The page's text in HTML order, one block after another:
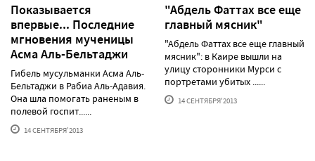
Показывается
впервые... Последние
мгновения мученицы
Асма Аль-Бельтаджи
Гибель мусульманки Асма Аль-
Бельтаджи в Рабиа Аль-Адавия.
Она шла помогать раненым в
полевой госпит......
14 СЕНТЯБРЯ'2013
"Абдель Фаттах все еще
главный мясник"
"Абдель Фаттах все еще главный
мясник": в Каире вышли на
улицу сторонники Мурси с
портретами убитых ......
14 СЕНТЯБРЯ'2013